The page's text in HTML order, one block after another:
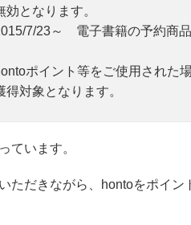
となります。
7/23～ 電子書籍の予約商品
ポイント等をご使用された
得対象となります。
ています。
ただきながら、hontoをポイ